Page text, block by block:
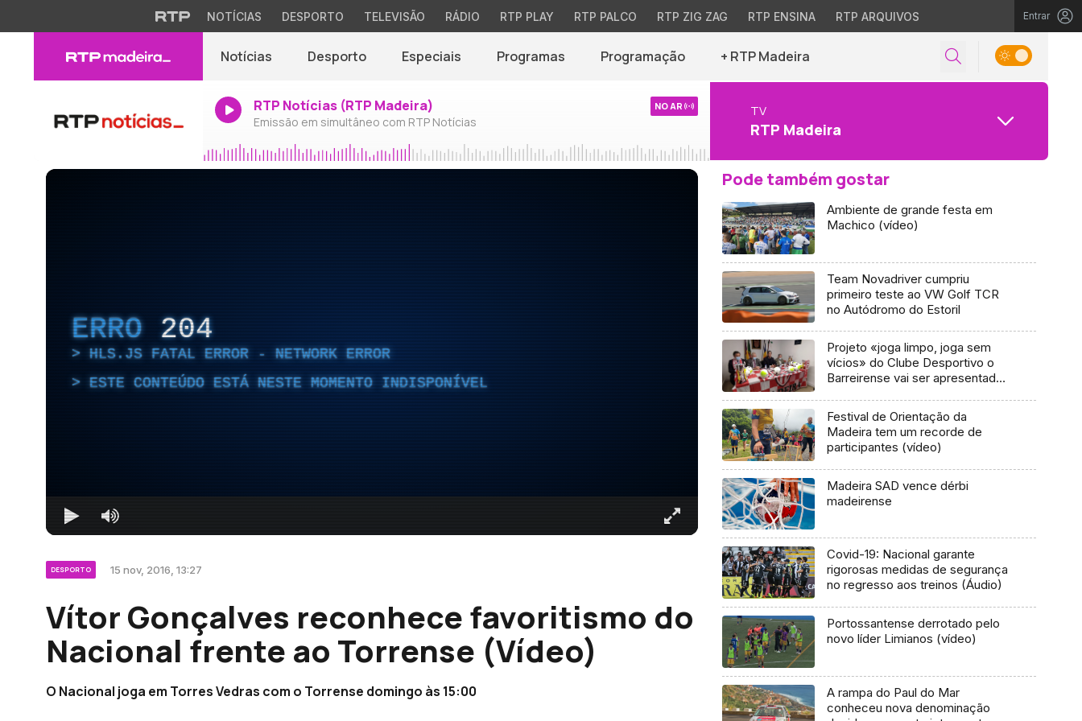
NOTÍCIAS DESPORTO TELEVISÃO RÁDIO RTP PLAY RTP PALCO RTP ZIG ZAG RTP ENSINA RTP ARQUIVOS Entrar
Notícias Desporto Especiais Programas Programação + RTP Madeira
RTP Notícias (RTP Madeira)
Emissão em simultâneo com RTP Notícias
NO AR TV
RTP Madeira
ERRO 204
HLS.JS FATAL ERROR - NETWORK ERROR
ESTE CONTEÚDO ESTÁ NESTE MOMENTO INDISPONÍVEL
DESPORTO 15 nov, 2016, 13:27
Vítor Gonçalves reconhece favoritismo do
Nacional frente ao Torrense (Vídeo)
O Nacional joga em Torres Vedras com o Torrense domingo às 15:00
Pode também gostar
Ambiente de grande festa em
Machico (vídeo)
Team Novadriver cumpriu
primeiro teste ao VW Golf TCR
no Autódromo do Estoril
Projeto «joga limpo, joga sem
vícios» do Clube Desportivo o
Barreirense vai ser apresentado
Futebol (vídeo)
Festival de Orientação da
Madeira tem um recorde de
participantes (vídeo)
Madeira SAD vence dérbi
madeirense
Covid-19: Nacional garante
rigorosas medidas de segurança
no regresso aos treinos (Áudio)
Portossantense derrotado pelo
novo líder Limianos (vídeo)
A rampa do Paul do Mar
conheceu nova denominação